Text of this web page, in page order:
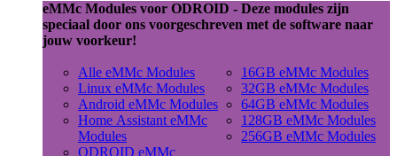
eMMc Modules voor ODROID - Deze modules zijn
speciaal door ons voorgeschreven met de software naar
jouw voorkeur!
Alle eMMc Modules
Linux eMMc Modules
Android eMMc Modules
Home Assistant eMMc
Modules
ODROID eMMc
16GB eMMc Modules
32GB eMMc Modules
64GB eMMc Modules
128GB eMMc Modules
256GB eMMc Modules